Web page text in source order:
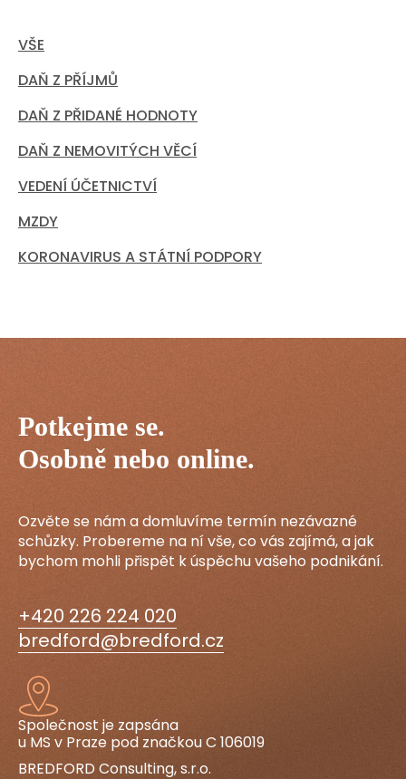
VŠE
DAŇ Z PŘÍJMŮ
DAŇ Z PŘIDANÉ HODNOTY
DAŇ Z NEMOVITÝCH VĚCÍ
VEDENÍ ÚČETNICTVÍ
MZDY
KORONAVIRUS A STÁTNÍ PODPORY
Potkejme se.
Osobně nebo online.
Ozvěte se nám a domluvíme termín nezávazné
schůzky. Probereme na ní vše, co vás zajímá, a jak
bychom mohli přispět k úspěchu vašeho podnikání.
+420 226 224 020
bredford@bredford.cz
Společnost je zapsána
u MS v Praze pod značkou C 106019
BREDFORD Consulting, s.r.o.